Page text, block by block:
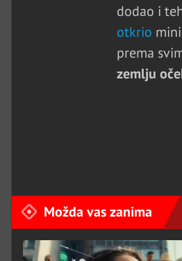
dodao i
otkrio
prema
zemlju
Možda vas zanima